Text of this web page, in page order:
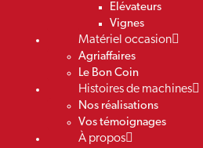
Elévateurs
Vignes
Matériel occasion
Agriaffaires
Le Bon Coin
Histoires de machines
Nos réalisations
Vos témoignages
À propos